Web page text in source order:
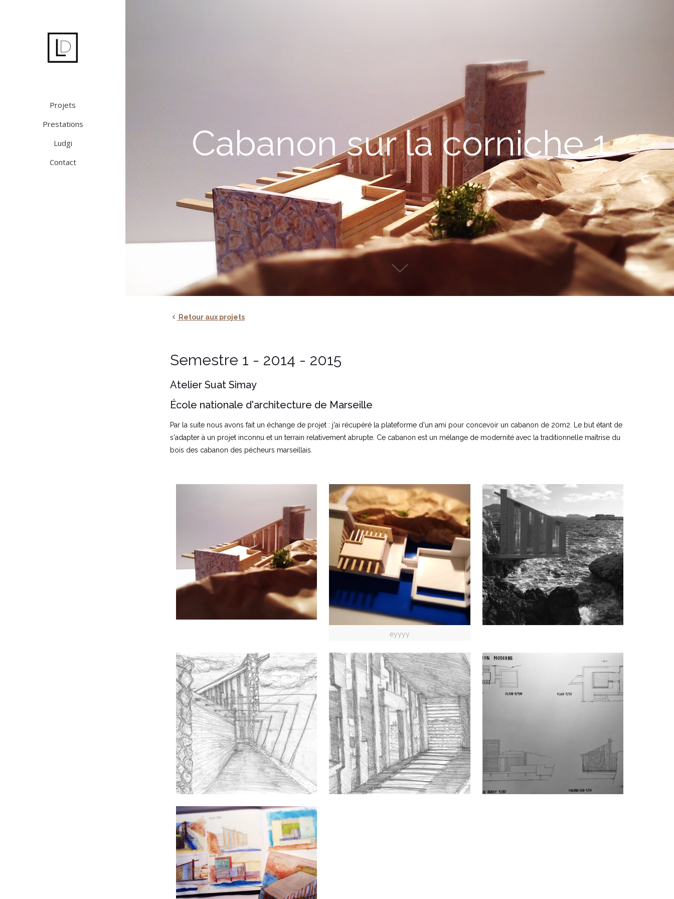
Projets
Prestations
Ludgi
Contact
Cabanon sur la corniche 1
Retour aux projets
Semestre 1 - 2014 - 2015
Atelier Suat Simay
École nationale d'architecture de Marseille
Par la suite nous avons fait un échange de projet : j'ai récupéré la plateforme d'un ami pour concevoir un cabanon de 20m2. Le but étant de
s'adapter à un projet inconnu et un terrain relativement abrupte. Ce cabanon est un mélange de modernité avec la traditionnelle maîtrise du
bois des cabanon des pécheurs marseillais.
eyyyy